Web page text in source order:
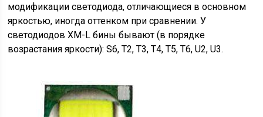
модификации светодиода, отличающиеся в основном
яркостью, иногда оттенком при сравнении. У
светодиодов XM-L бины бывают (в порядке
возрастания яркости): S6, T2, T3, T4, T5, T6, U2, U3.